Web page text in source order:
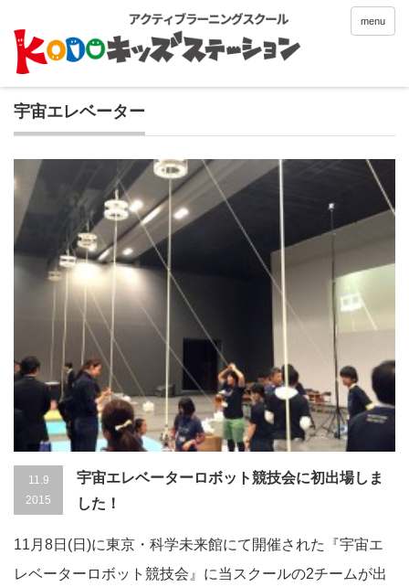
menu
宇宙エレベーター
11.9
2015
宇宙エレベーターロボット競技会に初出場しま
した！
11月8日(日)に東京・科学未来館にて開催された『宇宙エ
レベーターロボット競技会』に当スクールの2チームが出